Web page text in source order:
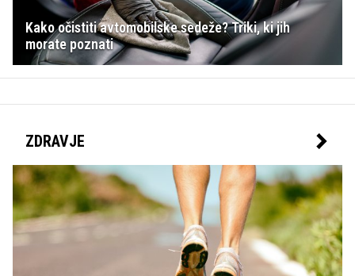
Kako očistiti avtomobilske sedeže? Triki, ki jih
morate poznati
ZDRAVJE